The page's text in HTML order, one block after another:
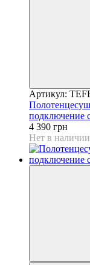
Артикул:
подключение
4 390 грн
Нет в наличии